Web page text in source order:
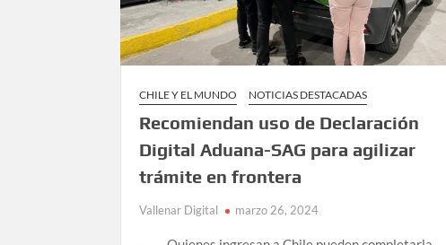
CHILE Y EL MUNDO NOTICIAS DESTACADAS
Recomiendan uso de Declaración
Digital Aduana-SAG para agilizar
trámite en frontera
Vallenar Digital marzo 26, 2024